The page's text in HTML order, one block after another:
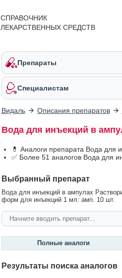
СПРАВОЧНИК
ЛЕКАРСТВЕННЫХ СРЕДСТВ
Препараты
Специалистам
Видаль Описания препаратов
Вода для инъекций в
💊 Аналоги препарата Вода для
✅ Более 51 аналогов Вода для
Выбранный препарат
Вода для инъекций в ампулах
форм для инъекций 1 мл: амп. 10 шт.
Полные аналоги
Результаты поиска аналогов